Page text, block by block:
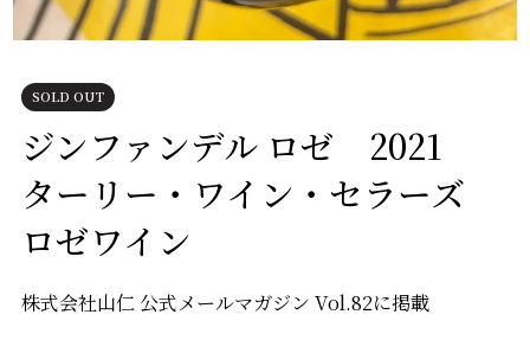
SOLD OUT
ジンファンデル ロゼ 2021
ターリー・ワイン・セラーズ
ロゼワイン
株式会社山仁 公式メールマガジン Vol.82に掲載